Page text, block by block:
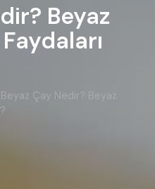
Beyaz
Beyaz Çay Nedir? Beyaz